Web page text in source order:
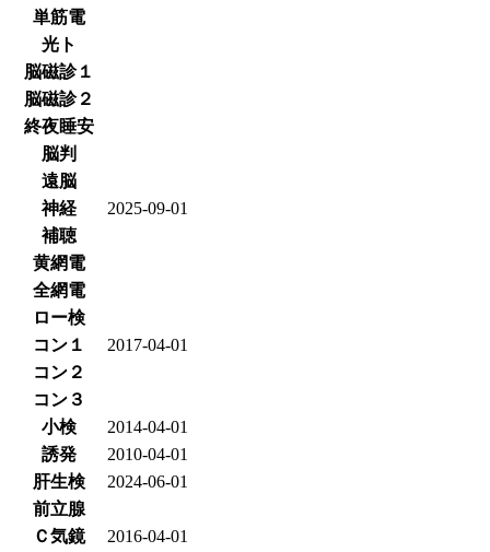
単筋電
光ト
脳磁診１
脳磁診２
終夜睡安
脳判
遠脳
神経
2025-09-01
補聴
黄網電
全網電
ロー検
コン１
2017-04-01
コン２
コン３
小検
2014-04-01
誘発
2010-04-01
肝生検
2024-06-01
前立腺
Ｃ気鏡
2016-04-01